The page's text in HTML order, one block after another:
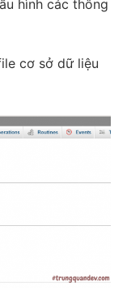
hình các thông
cơ sở dữ liệu